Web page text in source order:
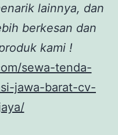
lainnya, dan
berkesan dan
kami !
sewa-tenda-
jawa-barat-cv-